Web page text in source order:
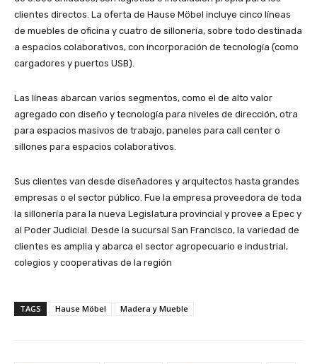
clientes directos. La oferta de Hause Möbel incluye cinco líneas
de muebles de oficina y cuatro de sillonería, sobre todo destinada
a espacios colaborativos, con incorporación de tecnología (como
cargadores y puertos USB).
Las líneas abarcan varios segmentos, como el de alto valor
agregado con diseño y tecnología para niveles de dirección, otra
para espacios masivos de trabajo, paneles para call center o
sillones para espacios colaborativos.
Sus clientes van desde diseñadores y arquitectos hasta grandes
empresas o el sector público. Fue la empresa proveedora de toda
la sillonería para la nueva Legislatura provincial y provee a Epec y
al Poder Judicial. Desde la sucursal San Francisco, la variedad de
clientes es amplia y abarca el sector agropecuario e industrial,
colegios y cooperativas de la región
TAGS Hause Möbel Madera y Mueble